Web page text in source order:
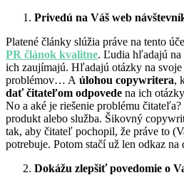
Privedú na Váš web
Platené články slúžia práve na tento
PR článok kvalitne. Ľudia hľadajú na
ich zaujímajú. Hľadajú otázky na
problémov… A úlohou copywritera,
dať čitateľom odpovede na ich
No a aké je riešenie problému
produkt alebo služba. Šikovný
tak, aby čitateľ pochopil, že práve to
potrebuje. Potom stačí už len odkaz na
Dokážu zlepšiť povedomie o